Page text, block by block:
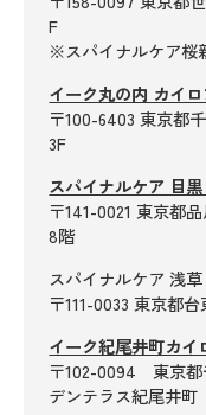
F
※スパイナルケア桜
イーク丸の内 カイ
〒100-6403 東京都
3F
スパイナルケア 目
〒141-0021 東京都
8階
スパイナルケア 浅
〒111-0033 東京都
イーク紀尾井町カイ
〒102-0094 東京
デンテラス紀尾井町